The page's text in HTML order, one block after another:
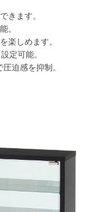
きます。
。
楽しめます。
定可能。
迫感を抑制。